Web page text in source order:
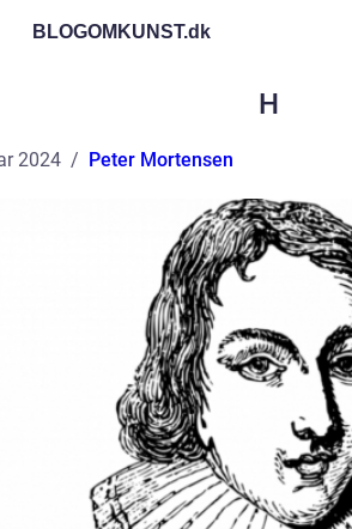
BLOGOMKUNST.dk
H
2024 Peter Mortensen